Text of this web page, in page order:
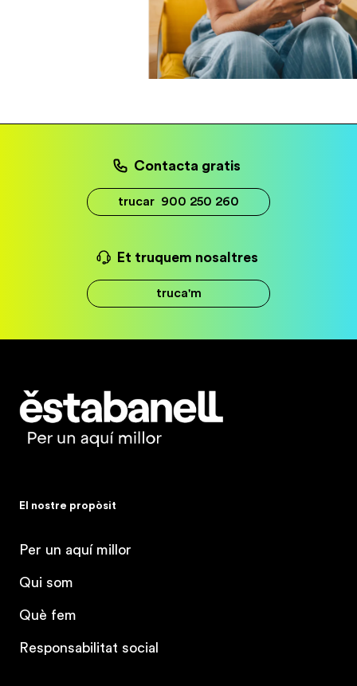
Contacta gratis
trucar 900 250 260
Et truquem nosaltres
truca'm
Estabanell
El nostre propòsit
Per un aquí millor
Qui som
Què fem
Responsabilitat social